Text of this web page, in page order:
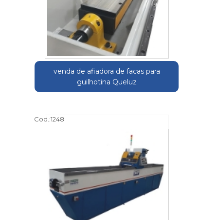
venda de afiadora de facas para
guilhotina Queluz
Cod.:1248